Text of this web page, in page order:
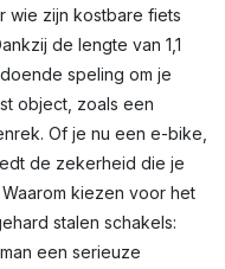
wie zijn kostbare fiets
de lengte van 1,1
speling om je
object, zoals een
Of je nu een e-bike,
de zekerheid die je
kiezen voor het
stalen schakels:
een serieuze